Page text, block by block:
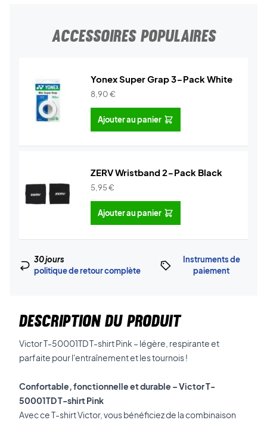
ACCESSOIRES POPULAIRES
Yonex Super Grap 3-Pack White
8,90€
Ajouter au panier
ZERV Wristband 2-Pack Black
5,95€
Ajouter au panier
30 jours
politique de retour complète
Instruments de
paiement
DESCRIPTION DU PRODUIT
Victor T-50001TD T-shirt Pink – légère, respirante et
parfaite pour l'entraînement et les tournois !
Confortable, fonctionnelle et durable – Victor T-
50001TD T-shirt Pink
Avec ce T-shirt Victor, vous bénéficiez de la combinaison